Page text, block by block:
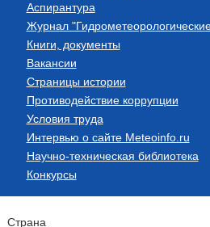
Аспирантура
Журнал
Книги, документы
Вакансии
Страницы истории
Противодействие коррупции
Условия труда
Интервью о сайте Meteoinfo.ru
Научно-техническая библиотека
Конкурсы
Страна